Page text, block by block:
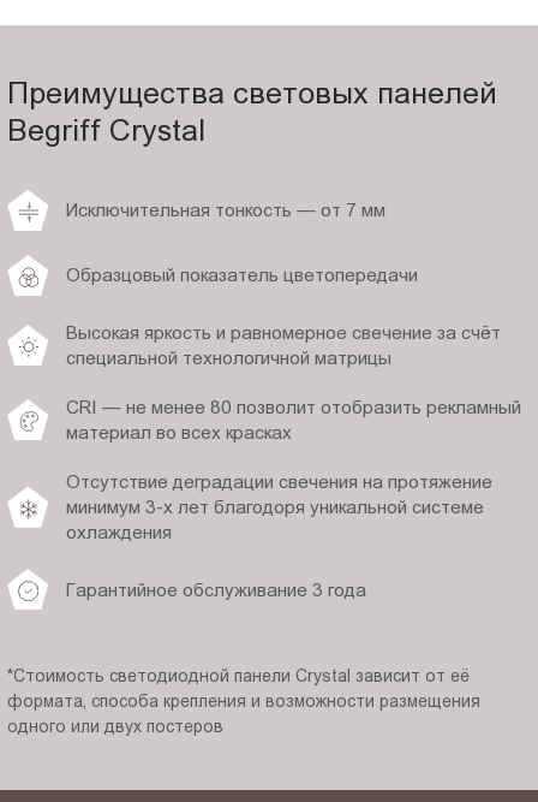
Преимущества световых панелей
Begriff Crystal
Исключительная тонкость — от 7 мм
Образцовый показатель цветопередачи
Высокая яркость и равномерное свечение за счёт
специальной технологичной матрицы
CRI — не менее 80 позволит отобразить рекламный
материал во всех красках
Отсутствие деградации свечения на протяжение
минимум 3-х лет благодоря уникальной системе
охлаждения
Гарантийное обслуживание 3 года
*Стоимость светодиодной панели Crystal зависит от её
формата, способа крепления и возможности размещения
одного или двух постеров